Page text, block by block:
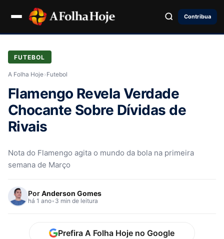
Contribua
FUTEBOL
A Folha Hoje› Futebol
Flamengo Revela Verdade
Chocante Sobre Dívidas de
Rivais
Nota do Flamengo agita o mundo da bola na primeira
semana de Março
PorAnderson Gomes
há 1 ano• 3 min de leitura
Prefira A Folha Hoje no Google